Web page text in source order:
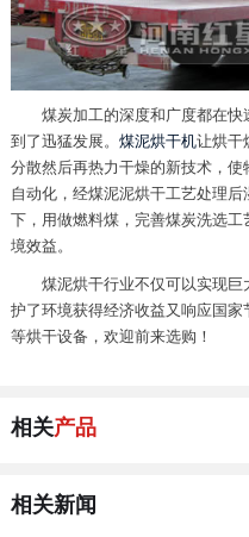
煤炭加工的深度和广度都在
到了迅猛发展。 煤泥烘干机让烘干
分散然后再热力干燥的新技术，
自动化，经煤泥泥烘干工艺处理
下，用做燃料煤，完善煤炭洗选
境效益。
煤泥烘干行业不仅可以实现
护了环境获得经济收益又响应国
等烘干设备，欢迎前来选购！
相关产品
相关新闻